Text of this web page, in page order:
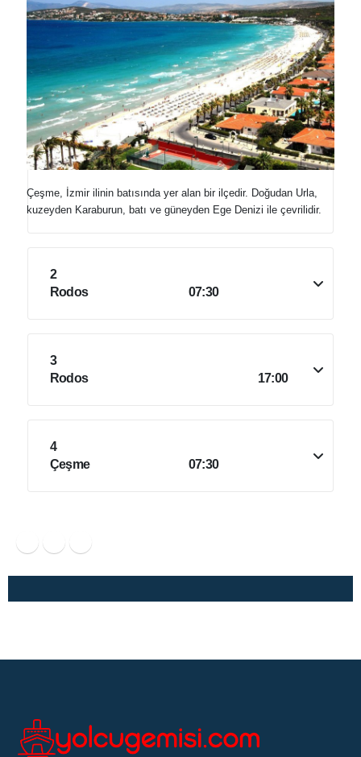
Çeşme, İzmir ilinin batısında yer alan bir ilçedir. Doğudan Urla,
kuzeyden Karaburun, batı ve güneyden Ege Denizi ile çevrilidir.
2
Rodos
07:30
3
Rodos
17:00
4
Çeşme
07:30